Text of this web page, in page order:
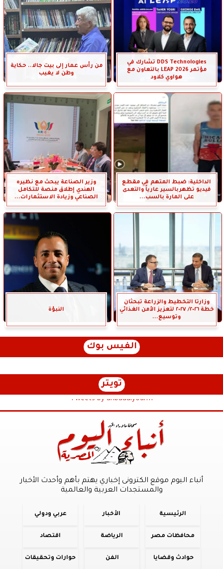
DDS Technologies تشارك في
مؤتمر LEAP 2026 بالتعاون مع
هواوي كلاود
من رأس عمار إلى بيت جالا.. حكاية
وطن لا يغيب
الداخلية: ضبط المتهم في مقطع
فيديو تظهربالسير عارياً والتعدى
على المارة بالسب...
وزير الصناعة يبحث مع نظيره
الهندي إطلاق منصة للتكامل
الصناعي وزيادة الاستثمارات...
وزارتا التخطيط والزراعة تبحثان
خطة ٢٠٢٦/ ٢٠٢٧ لتعزيز الأمن الغذائي
وتوسيع...
النبؤة
الفيس بوك
تويتر
Tweets by anbaaalyoum1
أنباء اليوم موقع الكترونى إخباري يهتم بأهم وأحدث الأخبار
والمستجدات العربية والعالمية
الرئيسية الأخبار عربي ودولي
محافظات مصر الرياضة اقتصاد
حوادث وقضايا الفن حوارات وتحقيقات